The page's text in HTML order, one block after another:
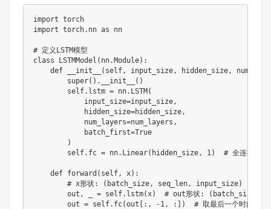
import
import torch. nn as nn
# 定义LSTM模型
class
LSTMModel ( nn.Module) :
def
__init__ ( self , input_size , hidden_size ,
super( ) . __init__ ( )
        self
. lstm = nn. LSTM(
            input_size
=input_size ,
            hidden_size
=hidden_size ,
            num_layers
=num_layers ,
            batch_first
=True
)
        self
. fc = nn. Linear( hidden_size , 1 ) # 全连接层用
def forward ( self , x) :
# x形状: (batch_size, seq_len, input_size)
        out
, = self. lstm( x)
# out形状: (batch_size,
        out
= self. fc(out [ : , -1 , : ] )
# 取最后一个时间步的